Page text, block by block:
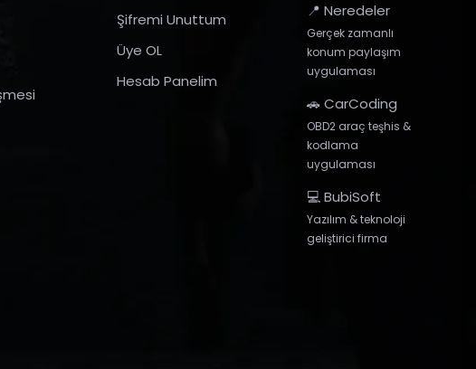
Şifremi Unuttum
Üye OL
Hesab Panelim
📍 Neredeler
Gerçek zamanlı
konum paylaşım
uygulaması
🚗 CarCoding
OBD2 araç teşhis &
kodlama
uygulaması
💻 BubiSoft
Yazılım & teknoloji
geliştirici firma